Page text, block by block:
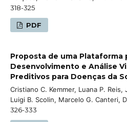
318-325
PDF
Proposta de uma Plataforma
Desenvolvimento e Análise
Preditivos para Doenças da
Cristiano C. Kemmer, Luana P. Reis,
Luigi B. Scolin, Marcelo G. Canteri,
326-333